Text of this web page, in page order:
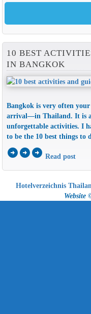
10 BEST
IN BANGKOK
Bangkok is very often
arrival—in Thailand. It is
unforgettable activities. I
to be the 10 best things to
arrow_circle_rightarrow_circle_rightarrow_circle_right Read post
Hotelverzeichnis
Website